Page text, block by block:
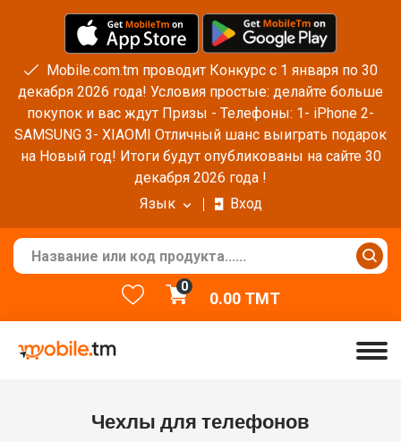
Mobile.com.tm проводит Конкурс с 1 января по 30
декабря 2026 года! Условия простые: делайте больше
покупок и вас ждут Призы - Телефоны: 1- iPhone 2-
SAMSUNG 3- XIAOMI Отличный шанс выиграть подарок
на Новый год! Итоги будут опубликованы на сайте 30
декабря 2026 года !
Язык
Вход
0
0.00TMT
Чехлы для телефонов